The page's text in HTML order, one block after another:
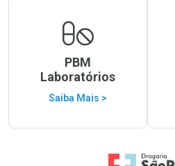
PBM
Laboratórios
Saiba Mais >
Ir para a Home